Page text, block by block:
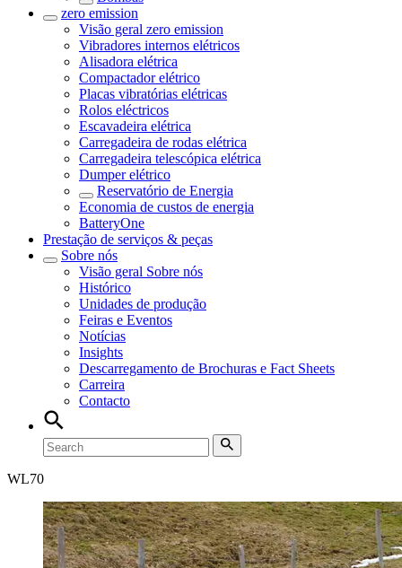
zero emission
Visão geral zero emission
Vibradores internos elétricos
Alisadora elétrica
Compactador elétrico
Placas vibratórias elétricas
Rolos eléctricos
Escavadeira elétrica
Carregadeira de rodas elétrica
Carregadeira telescópica elétrica
Dumper elétrico
Reservatório de Energia
Economia de custos de energia
BatteryOne
Prestação de serviços & peças
Sobre nós
Visão geral Sobre nós
Histórico
Unidades de produção
Feiras e Eventos
Notícias
Insights
Descarregamento de Brochuras e Fact Sheets
Carreira
Contacto
WL70